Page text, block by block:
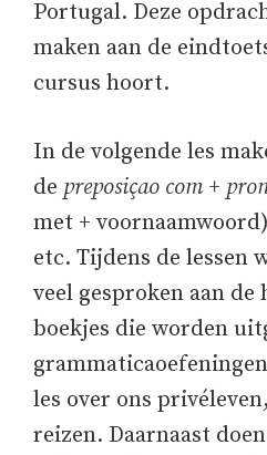
Portugal. Deze
maken aan de
cursus hoort.
In de volgende les
de preposiçao com +
met +
etc. Tijdens de lessen
veel gesproken aan de
boekjes die worden
les over ons
reizen. Daarnaast